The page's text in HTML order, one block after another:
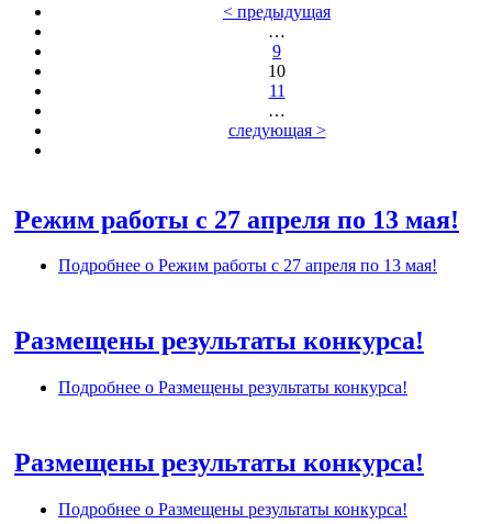
< предыдущая
…
9
10
11
…
следующая >
Режим работы с 27 апреля по 13 мая!
Подробнее о Режим работы с 27 апреля по 13 мая!
Размещены результаты конкурса!
Подробнее о Размещены результаты конкурса!
Размещены результаты конкурса!
Подробнее о Размещены результаты конкурса!